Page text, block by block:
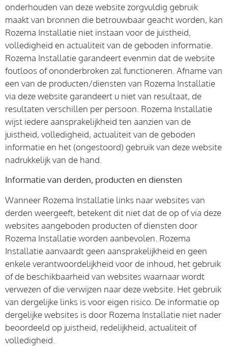
onderhouden van deze website zorgvuldig gebruik
maakt van bronnen die betrouwbaar geacht worden, kan
Rozema Installatie niet instaan voor de juistheid,
volledigheid en actualiteit van de geboden informatie.
Rozema Installatie garandeert evenmin dat de website
foutloos of ononderbroken zal functioneren. Afname van
een van de producten/diensten van Rozema Installatie
via deze website garandeert u niet van resultaat, de
resultaten verschillen per persoon. Rozema Installatie
wijst iedere aansprakelijkheid ten aanzien van de
juistheid, volledigheid, actualiteit van de geboden
informatie en het (ongestoord) gebruik van deze website
nadrukkelijk van de hand.
Informatie van derden, producten en diensten
Wanneer Rozema Installatie links naar websites van
derden weergeeft, betekent dit niet dat de op of via deze
websites aangeboden producten of diensten door
Rozema Installatie worden aanbevolen. Rozema
Installatie aanvaardt geen aansprakelijkheid en geen
enkele verantwoordelijkheid voor de inhoud, het gebruik
of de beschikbaarheid van websites waarnaar wordt
verwezen of die verwijzen naar deze website. Het gebruik
van dergelijke links is voor eigen risico. De informatie op
dergelijke websites is door Rozema Installatie niet nader
beoordeeld op juistheid, redelijkheid, actualiteit of
volledigheid.